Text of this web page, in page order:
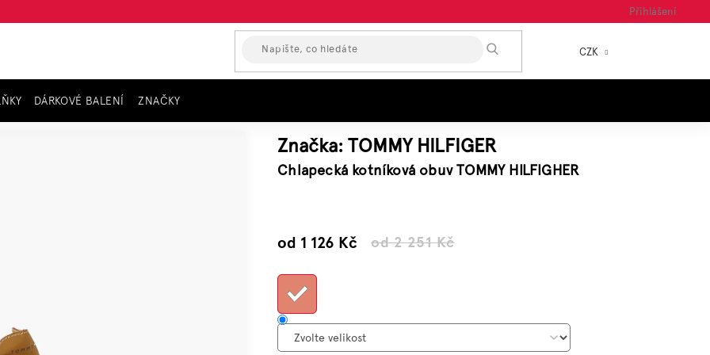
CZK
Přihlášení
DÁRKOVÉ BALENÍ ZNAČKY
Chlapecká kotníková obuv TOMMY HILFIGHER
Značka:TOMMY HILFIGER
od 2 251 Kč
od 1 126 Kč Měrná